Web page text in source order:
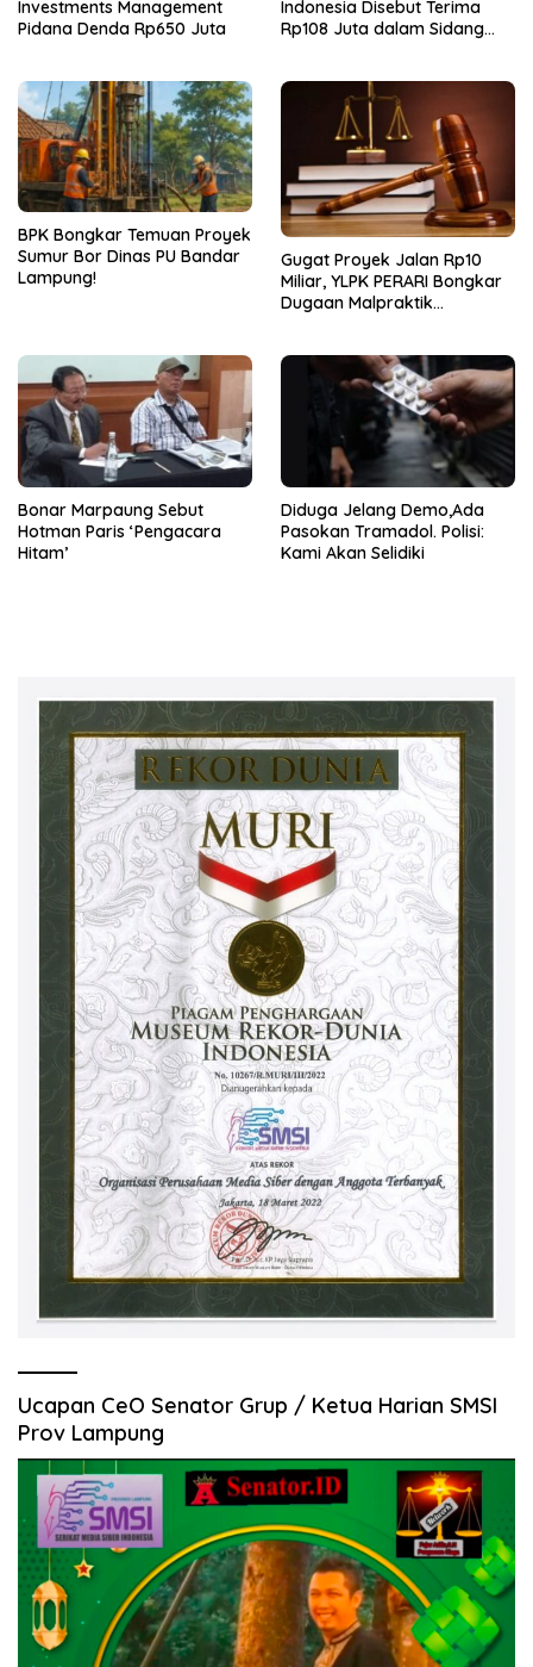
Investments Management
Pidana Denda Rp650 Juta
Indonesia Disebut Terima
Rp108 Juta dalam Sidang
BPK Bongkar Temuan Proyek
Sumur Bor Dinas PU Bandar
Lampung!
Gugat Proyek Jalan Rp10
Miliar, YLPK PERARI Bongkar
Dugaan Malpraktik
Bonar Marpaung Sebut
Hotman Paris ‘Pengacara
Hitam’
Diduga Jelang Demo,Ada
Pasokan Tramadol. Polisi:
Kami Akan Selidiki
Ucapan CeO Senator Grup / Ketua Harian SMSI
Prov Lampung